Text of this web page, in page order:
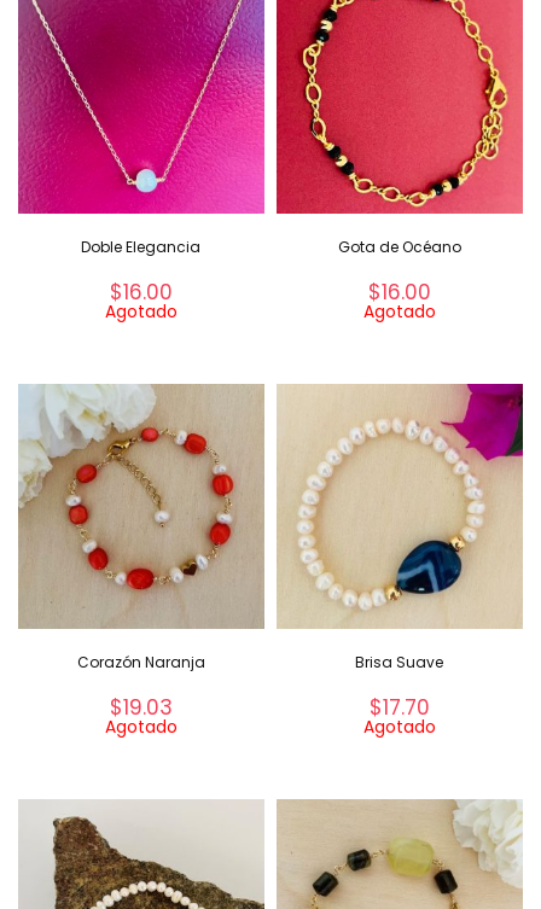
Doble Elegancia
$16.00
Agotado
Gota de Océano
$16.00
Agotado
Corazón Naranja
$19.03
Agotado
Brisa Suave
$17.70
Agotado